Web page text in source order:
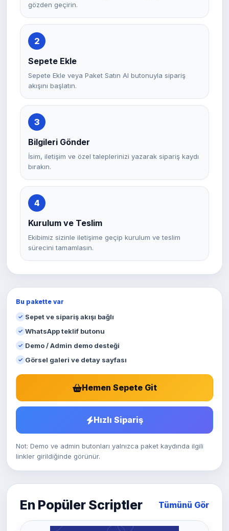
gözden geçirin.
2
Sepete Ekle
Sepete Ekle veya Paket Satın Al butonuyla sipariş
akışını başlatın.
3
Bilgileri Gönder
İsim, iletişim ve özel taleplerinizi yazarak sipariş kaydı
bırakın.
4
Kurulum ve Teslim
Ekibimiz sizinle iletişime geçip kurulum ve teslim
sürecini tamamlasın.
Bu pakette var
Sepet ve sipariş akışı bağlı
WhatsApp teklif butonu
Demo / Admin demo desteği
Görsel galeri ve detay sayfası
Hemen Sepete Git
Hızlı Sipariş
Not: Demo ve admin butonları yalnızca paket kaydında ilgili
linkler girildiğinde görünür.
En Popüler Scriptler Tümünü Gör